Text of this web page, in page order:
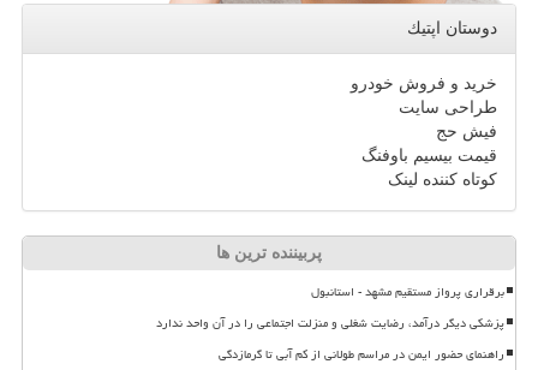
دوستان اپتیك
خرید و فروش خودرو
طراحی سایت
فیش حج
قیمت بیسیم باوفنگ
کوتاه کننده لینک
پربیننده ترین ها
برقراری پرواز مستقیم مشهد - استانبول
پزشکی دیگر درآمد، رضایت شغلی و منزلت اجتماعی را در آن واحد ندارد
راهنمای حضور ایمن در مراسم طولانی از کم آبی تا گرمازدگی